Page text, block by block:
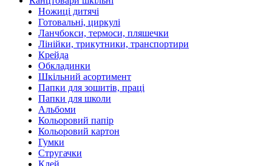
Ножиці дитячі
Готовальні, циркулі
Ланчбокси, термоси, пляшечки
Лінійки, трикутники, транспортири
Крейда
Обкладинки
Шкільний асортимент
Папки для зошитів, праці
Папки для школи
Альбоми
Кольоровий папір
Кольоровий картон
Гумки
Стругачки
Клей